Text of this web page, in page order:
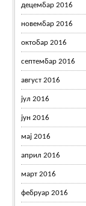
децембар 2016
новембар 2016
октобар 2016
септембар 2016
август 2016
јул 2016
јун 2016
мај 2016
април 2016
март 2016
фебруар 2016